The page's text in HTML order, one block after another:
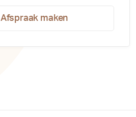
Afspraak maken